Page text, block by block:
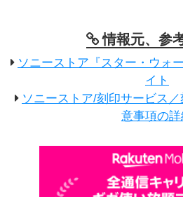
情報元、参
ソニーストア『スター・ウォ
イト
ソニーストア/刻印サービス
意事項の詳